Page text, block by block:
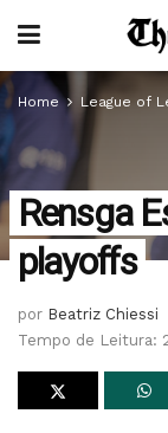
Home League of
Rensga
playoffs
por Beatriz Chiessi
Tempo de Leitura: